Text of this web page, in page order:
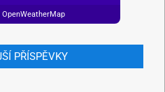
PŘÍSPĚVKY